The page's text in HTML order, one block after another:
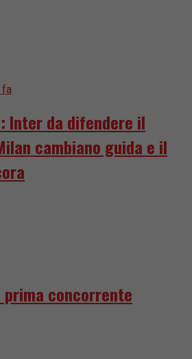
fa
Inter da difendere il
cambiano guida e il
prima concorrente